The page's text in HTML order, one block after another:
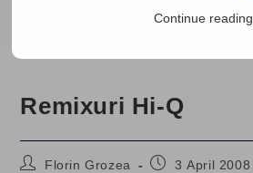
Remixuri Hi-Q
PostFlorin Grozea
Post3 April 2008
Continue reading